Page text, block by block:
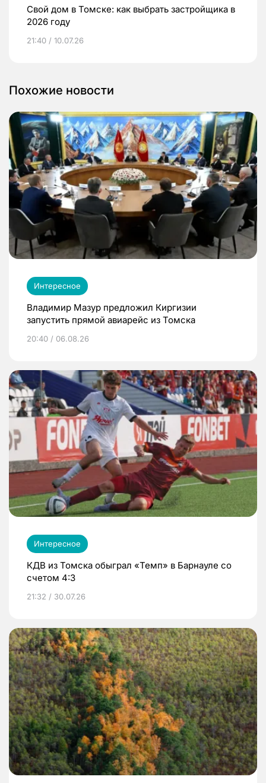
Свой дом в Томске: как выбрать застройщика в
2026 году
21:40 / 10.07.26
Похожие новости
Интересное
Владимир Мазур предложил Киргизии
запустить прямой авиарейс из Томска
20:40 / 06.08.26
Интересное
КДВ из Томска обыграл «Темп» в Барнауле со
счетом 4:3
21:32 / 30.07.26